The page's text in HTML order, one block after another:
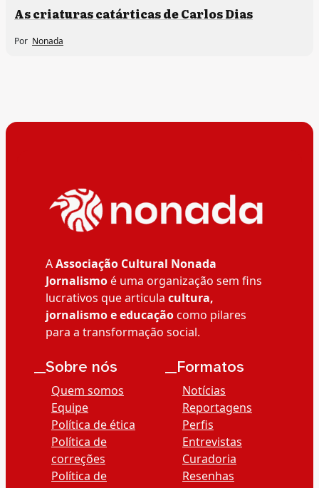
As criaturas catárticas de Carlos Dias
Por Nonada
AAssociação Cultural Nonada
Jornalismoé uma organização sem fins
lucrativos que articula cultura,
jornalismo e educaçãocomo pilares
para a transformação social.
__Sobre nós
Quem somos
Equipe
Política de ética
Política de
correções
Política de
__Formatos
Notícias
Reportagens
Perfis
Entrevistas
Curadoria
Resenhas